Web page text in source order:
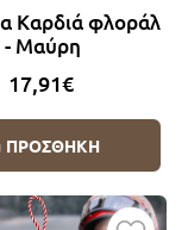
Καρδιά φλοράλ
- Μαύρη
17,91€
ΠΡΟΣΘΗΚΗ